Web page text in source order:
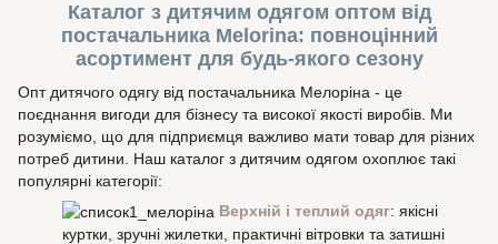
Каталог з дитячим одягом оптом від
постачальника Melorina: повноцінний
асортимент для будь-якого сезону
Опт дитячого одягу від постачальника Мелоріна - це
поєднання вигоди для бізнесу та високої якості виробів. Ми
розуміємо, що для підприємця важливо мати товар для різних
потреб дитини. Наш каталог з дитячим одягом охоплює такі
популярні категорії:
Верхній і теплий одяг: якісні
куртки, зручні жилетки, практичні вітровки та затишні